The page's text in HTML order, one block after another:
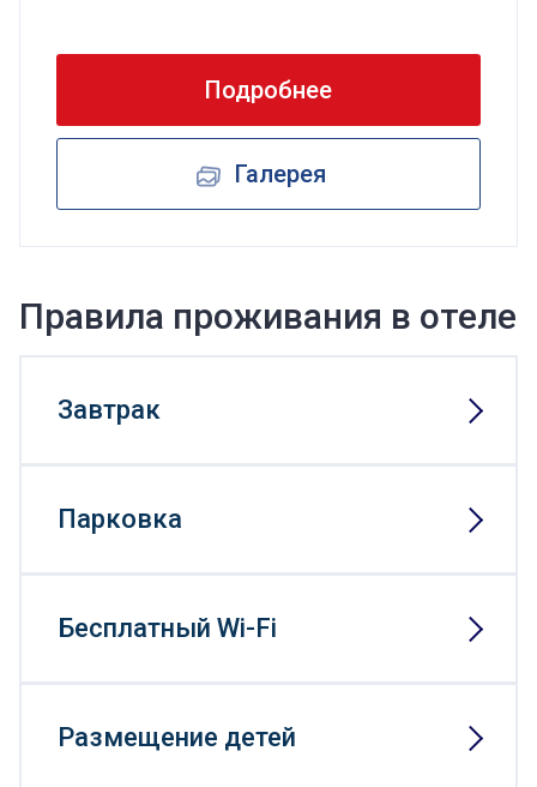
Подробнее
Галерея
Правила проживания в отеле
Завтрак
Парковка
Бесплатный Wi-Fi
Размещение детей